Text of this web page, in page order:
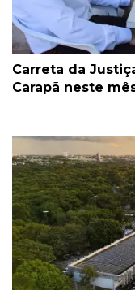
Carreta da
Carapã neste